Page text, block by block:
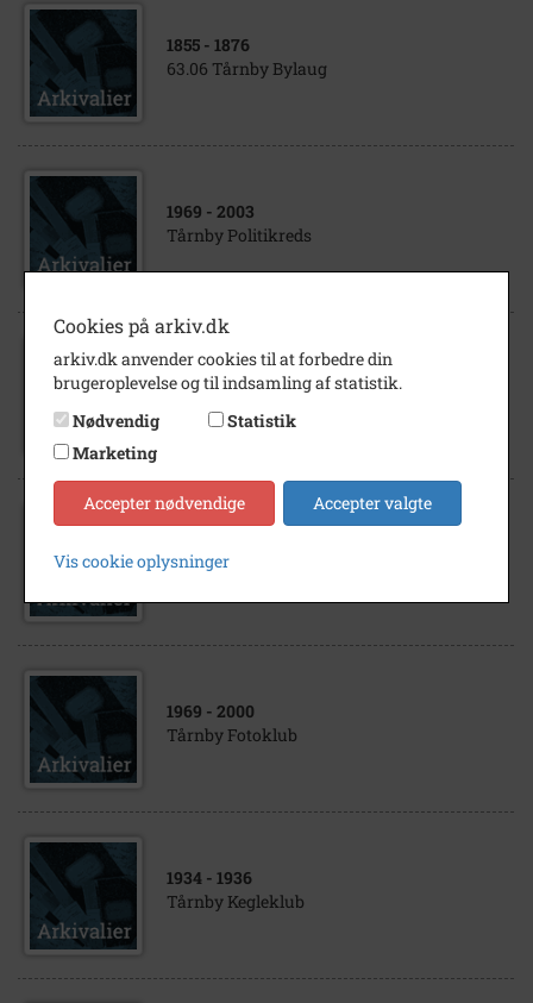
1855 - 1876
63.06 Tårnby Bylaug
1969 - 2003
Tårnby Politikreds
1932- 1940
Tårnby Tekniske skole
1969 - 2000
Tårnby Fotoklub
1934 - 1936
Tårnby Kegleklub
Cookies på arkiv.dk
arkiv.dk anvender cookies til at forbedre din
brugeroplevelse og til indsamling af statistik.
Nødvendig
Statistik
Marketing
Accepter nødvendige Accepter valgte
Vis cookie oplysninger